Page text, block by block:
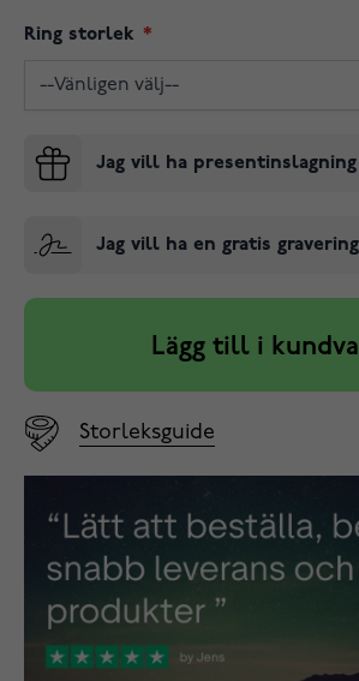
Ring storlek
Jag vill ha presentinslagning
Jag vill ha en gratis gravering
Lägg till i
Storleksguide